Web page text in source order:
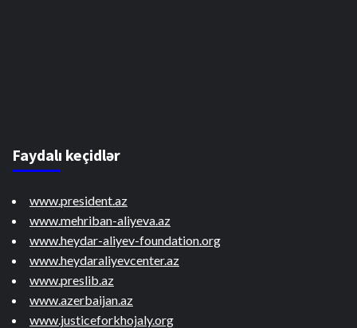
Faydalı keçidlər
www.president.az
www.mehriban-aliyeva.az
www.heydar-aliyev-foundation.org
www.heydaraliyevcenter.az
www.preslib.az
www.azerbaijan.az
www.justiceforkhojaly.org